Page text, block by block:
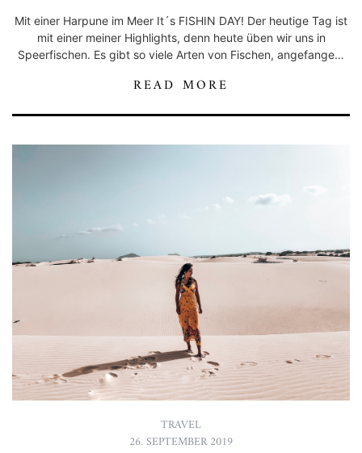
Mit einer Harpune im Meer It´s FISHIN DAY! Der heutige Tag ist
mit einer meiner Highlights, denn heute üben wir uns in
Speerfischen. Es gibt so viele Arten von Fischen, angefange…
READ MORE
TRAVEL
26. SEPTEMBER 2019